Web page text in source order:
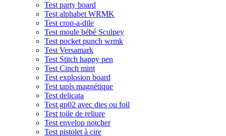
Test party board
Test alphabet WRMK
Test crop-a-dile
Test moule bébé Sculpey
Test pocket punch wrmk
Test Versamark
Test Stitch happy pen
Test Cinch mint
Test explosion board
Test tapis magnétique
Test delicata
Test gp02 avec dies ou foil
Test toile de reliure
Test envelop notcher
Test pistolet à cire